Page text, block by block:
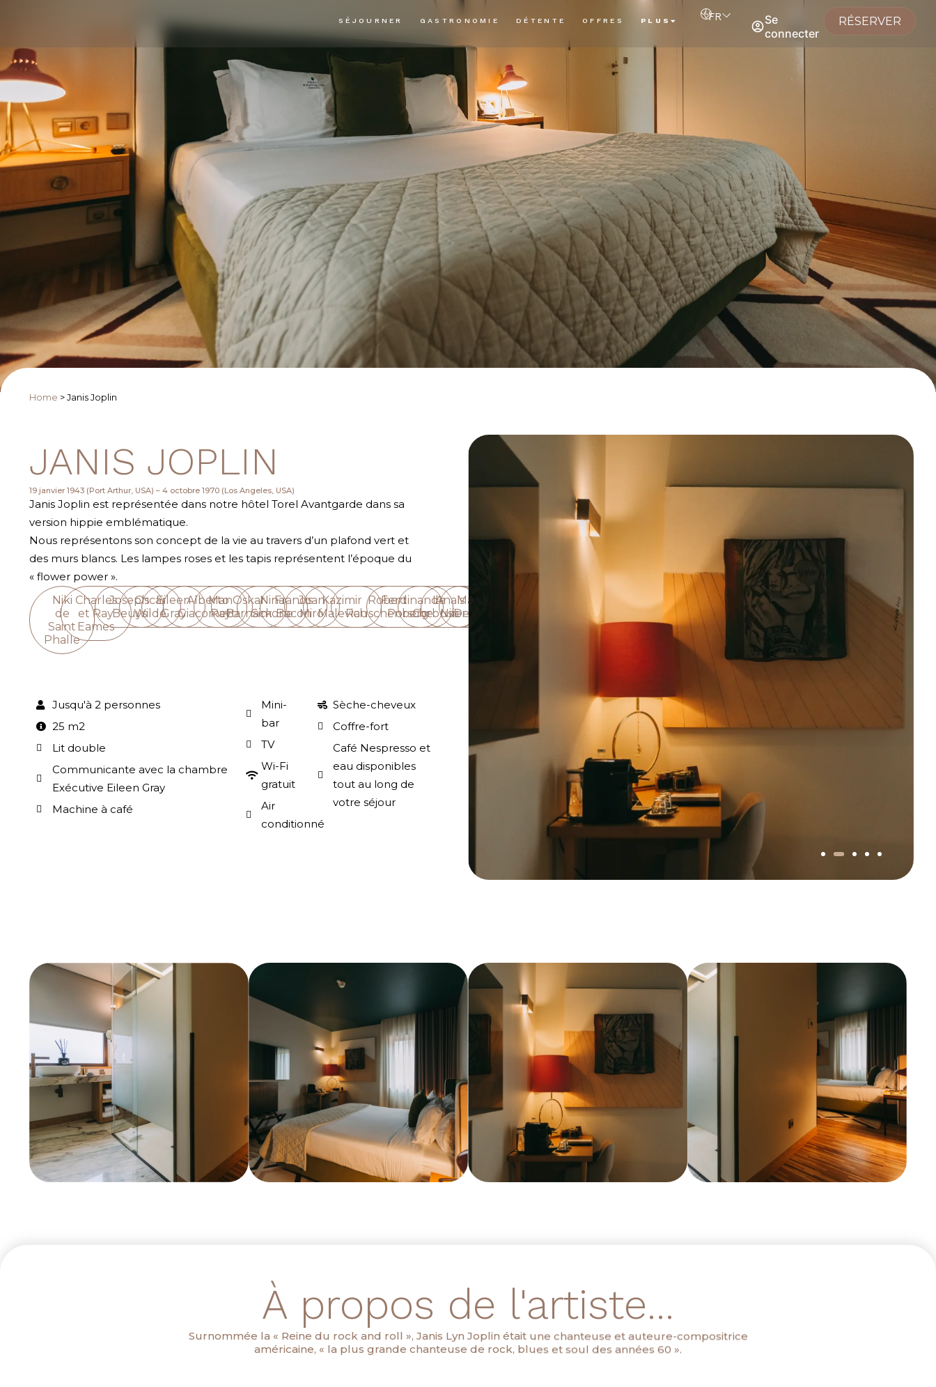
SÉJOURNER GASTRONOMIE DÉTENTE OFFRES PLUS FR
Se
connecter
RÉSERVER
Home > Janis Joplin
JANIS JOPLIN
19 janvier 1943 (Port Arthur, USA) – 4 octobre 1970 (Los Angeles, USA)
Janis Joplin est représentée dans notre hôtel Torel Avantgarde dans sa
version hippie emblématique.
Nous représentons son concept de la vie au travers d’un plafond vert et
des murs blancs. Les lampes roses et les tapis représentent l’époque du
« flower power ».
Niki
de
Saint
Phalle
Charles
et Ray
Eames
Joseph
Beuys
Oscar
Wilde
Eileen
Gray
Alberto
Giacometti
Man
Ray
Oskar
Barnack
Nina
Simone
Francis
Bacon
Joan
Miró
Kazimir
Malevich
Robert
Rauschenberg
Ferdinand
Porsche
Le
Corbusier
Anaïs
Nin
Maya
Deren
Jusqu'à 2 personnes
25 m2
Lit double
Communicante avec la chambre
Exécutive Eileen Gray
Machine à café
Mini-
bar
TV
Wi-Fi
gratuit
Air
conditionné
Sèche-cheveux
Coffre-fort
Café Nespresso et
eau disponibles
tout au long de
votre séjour
À propos de l'artiste...
Surnommée la « Reine du rock and roll », Janis Lyn Joplin était une chanteuse et auteure-compositrice
américaine, « la plus grande chanteuse de rock, blues et soul des années 60 ».